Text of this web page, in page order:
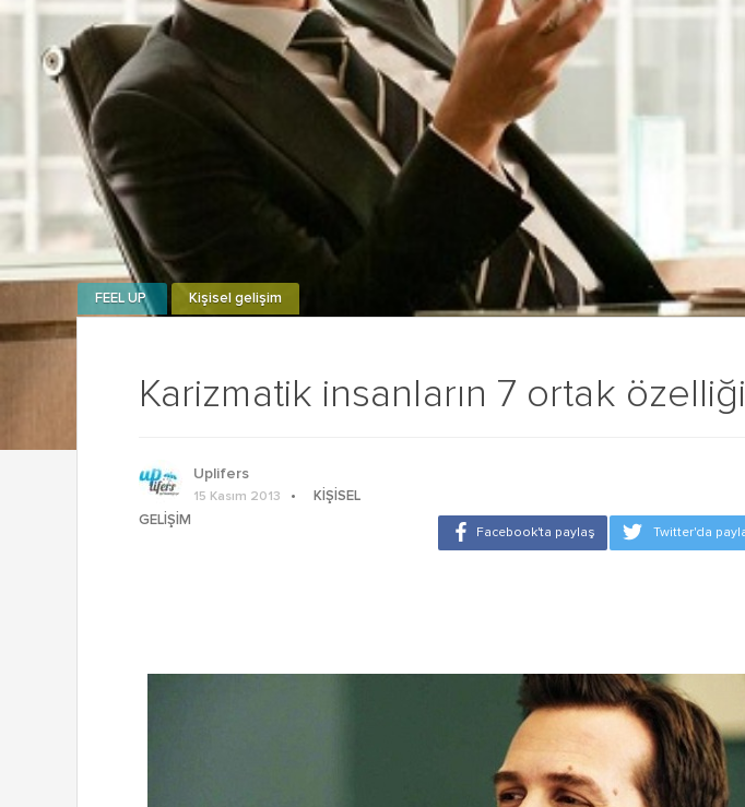
Karizmatik insanların 7 ortak özelliği
FEEL UP Kişisel gelişim
Uplifers
15 Kasım 2013
KIŞISEL
GELIŞIM